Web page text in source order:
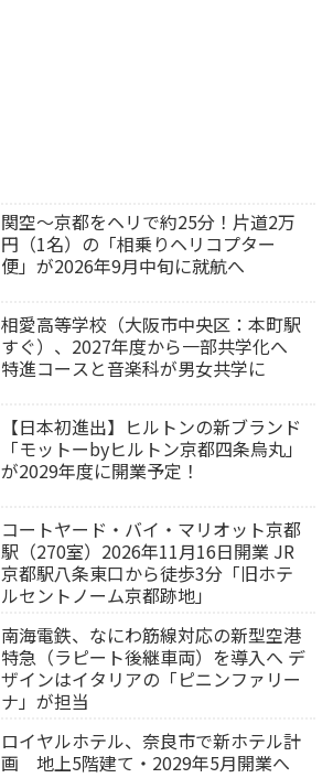
関空～京都をヘリで約25分！片道2万
円（1名）の「相乗りヘリコプター
便」が2026年9月中旬に就航へ
相愛高等学校（大阪市中央区：本町駅
すぐ）、2027年度から一部共学化へ
特進コースと音楽科が男女共学に
【日本初進出】ヒルトンの新ブランド
「モットーbyヒルトン京都四条烏丸」
が2029年度に開業予定！
コートヤード・バイ・マリオット京都
駅（270室）2026年11月16日開業 JR
京都駅八条東口から徒歩3分「旧ホテ
ルセントノーム京都跡地」
南海電鉄、なにわ筋線対応の新型空港
特急（ラピート後継車両）を導入へ デ
ザインはイタリアの「ピニンファリー
ナ」が担当
ロイヤルホテル、奈良市で新ホテル計
画 地上5階建て・2029年5月開業へ